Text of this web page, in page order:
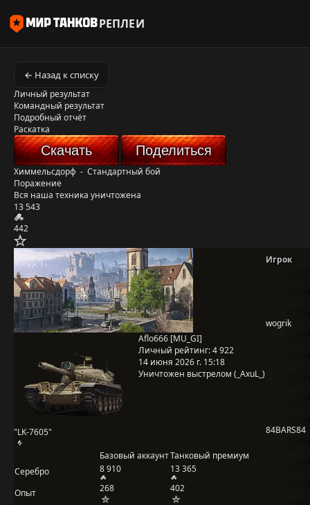
РЕПЛЕИ
← Назад к списку
Личный результат
Командный результат
Подробный отчёт
Раскатка
Скачать Поделиться
Химмельсдорф - Стандартный бой
Поражение
Вся наша техника уничтожена
13 543
442
"LK-7605"
Aflo666 [MU_GI]
Личный рейтинг:4 922
14 июня 2026 г. 15:18
Уничтожен выстрелом (_AxuL_)
Базовый аккаунтТанковый премиум
Серебро
8 910 13 365
Опыт 268
402
Игрок
wogrik
84BARS84